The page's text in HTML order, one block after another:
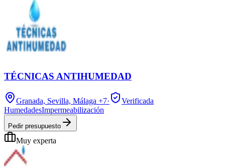
TÉCNICAS ANTIHUMEDAD
Granada, Sevilla, Málaga +7·
Verificada
HumedadesImpermeabilización
Pedir presupuesto
Muy experta